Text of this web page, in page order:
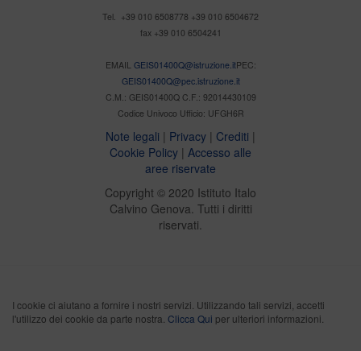
Tel. +39 010 6508778 +39 010 6504672
fax +39 010 6504241
EMAIL GEIS01400Q@istruzione.itPEC:
GEIS01400Q@pec.istruzione.it
C.M.: GEIS01400Q C.F.: 92014430109
Codice Univoco Ufficio: UFGH6R
Note legali | Privacy | Crediti |
Cookie Policy | Accesso alle
aree riservate
Copyright © 2020 Istituto Italo
Calvino Genova. Tutti i diritti
riservati.
I cookie ci aiutano a fornire i nostri servizi. Utilizzando tali servizi, accetti
l'utilizzo dei cookie da parte nostra. Clicca Qui per ulteriori informazioni.